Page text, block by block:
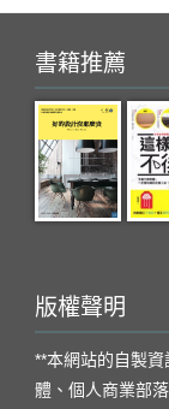
書籍推薦
版權聲明
**本網站的自製
體、個人商業部